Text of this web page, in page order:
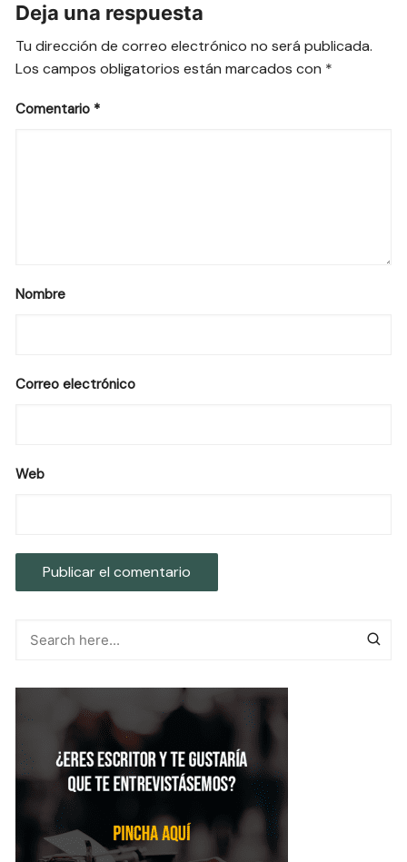
Deja una respuesta
Tu dirección de correo electrónico no será publicada.
Los campos obligatorios están marcados con *
Comentario *
Nombre
Correo electrónico
Web